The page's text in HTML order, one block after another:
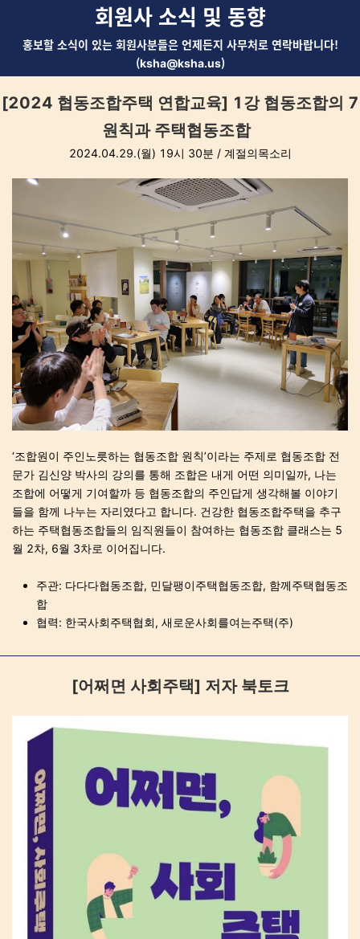
회원사 소식 및 동향
홍보할 소식이 있는 회원사분들은 언제든지 사무처로 연락바랍니다!
(ksha@ksha.us)
[2024 협동조합주택 연합교육] 1강 협동조합의 7
원칙과 주택협동조합
2024.04.29.(월) 19시 30분 / 계절의목소리
‘조합원이 주인노릇하는 협동조합 원칙’이라는 주제로 협동조합 전
문가 김신양 박사의 강의를 통해 조합은 내게 어떤 의미일까, 나는
조합에 어떻게 기여할까 등 협동조합의 주인답게 생각해볼 이야기
들을 함께 나누는 자리였다고 합니다. 건강한 협동조합주택을 추구
하는 주택협동조합들의 임직원들이 참여하는 협동조합 클래스는 5
월 2차, 6월 3차로 이어집니다.
주관: 다다다협동조합, 민달팽이주택협동조합, 함께주택협동조
합
협력: 한국사회주택협회, 새로운사회를여는주택(주)
[어쩌면 사회주택] 저자 북토크